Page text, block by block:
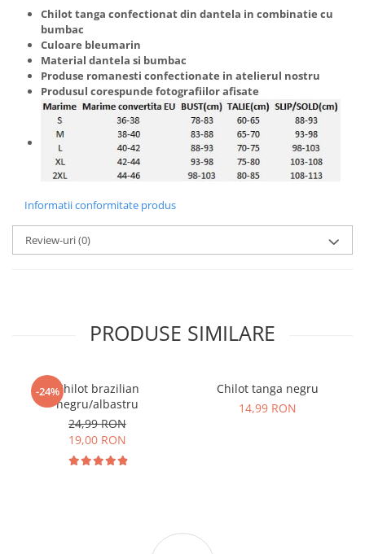
Chilot tanga confectionat din dantela in combinatie cu
bumbac
Culoare bleumarin
Material dantela si bumbac
Produse romanesti confectionate in atelierul nostru
Produsul corespunde fotografiilor afisate
Informatii conformitate produs
Review-uri(0)
PRODUSE SIMILARE
-24%Chilot brazilian
negru/albastru
24,99 RON
19,00 RON
Chilot tanga negru
14,99 RON